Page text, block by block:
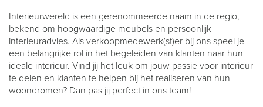
Interieurwereld is een gerenommeerde naam in de regio,
bekend om hoogwaardige meubels en persoonlijk
interieuradvies. Als verkoopmedewerk(st)er bij ons speel je
een belangrijke rol in het begeleiden van klanten naar hun
ideale interieur. Vind jij het leuk om jouw passie voor interieur
te delen en klanten te helpen bij het realiseren van hun
woondromen? Dan pas jij perfect in ons team!